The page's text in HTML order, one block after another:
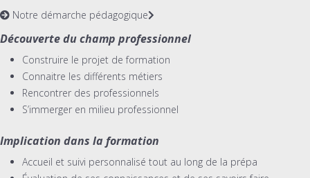
Notre démarche pédagogique
Découverte du champ professionnel
Construire le projet de formation
Connaitre les différents métiers
Rencontrer des professionnels
S’immerger en milieu professionnel
Implication dans la formation
Accueil et suivi personnalisé tout au long de la prépa